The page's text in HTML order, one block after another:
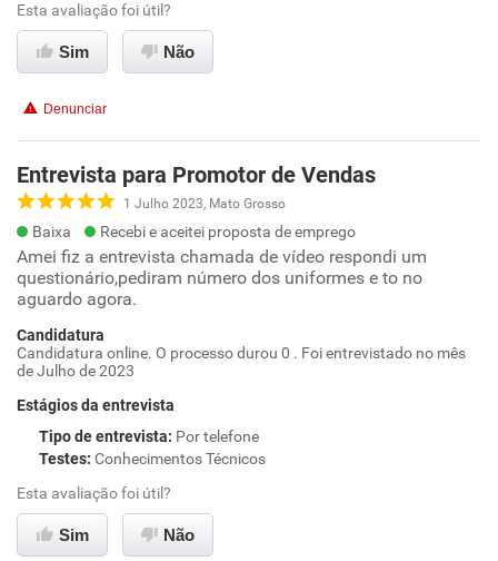
Esta avaliação foi útil?
Sim Não
Denunciar
Entrevista para Promotor de Vendas
1 Julho 2023, Mato Grosso
Baixa Recebi e aceitei proposta de emprego
Amei fiz a entrevista chamada de vídeo respondi um
questionário,pediram número dos uniformes e to no
aguardo agora.
Candidatura
Candidatura online. O processo durou 0 . Foi entrevistado no mês
de Julho de 2023
Estágios da entrevista
Tipo de entrevista: Por telefone
Testes: Conhecimentos Técnicos
Esta avaliação foi útil?
Sim Não